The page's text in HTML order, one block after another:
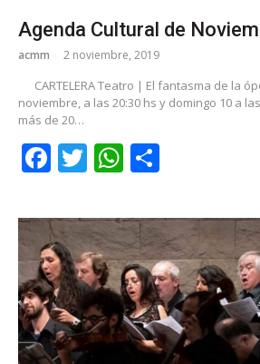
Agenda Cultural de
acmm 2 noviembre, 2019
CARTELERA Teatro | El fantasma de la
noviembre, a las 20:30 hs y domingo 10 a
más de 20…
Facebook
TwitterWhatsApp